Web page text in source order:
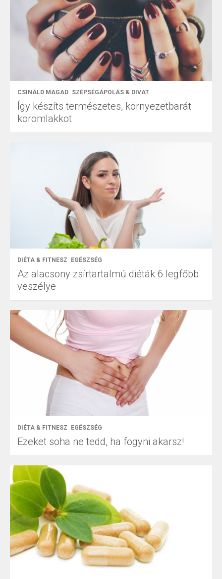
CSINÁLD MAGAD SZÉPSÉGÁPOLÁS & DIVAT
Így készíts természetes, környezetbarát
körömlakkot
DIÉTA & FITNESZ EGÉSZSÉG
Az alacsony zsírtartalmú diéták 6 legfőbb
veszélye
DIÉTA & FITNESZ EGÉSZSÉG
Ezeket soha ne tedd, ha fogyni akarsz!